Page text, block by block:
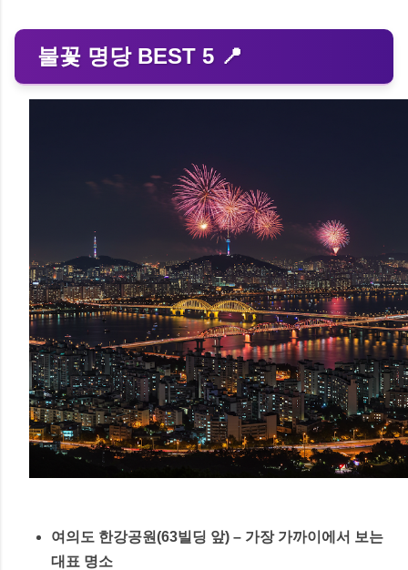
불꽃 명당 BEST 5 📍
여의도 한강공원(63빌딩 앞) – 가장 가까이에서 보는
대표 명소